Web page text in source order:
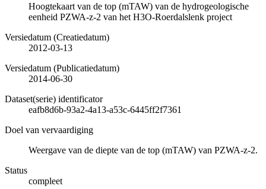
Hoogtekaart van de top (mTAW) van de hydrogeologische
eenheid PZWA-z-2 van het H3O-Roerdalslenk project
Versiedatum (Creatiedatum)
2012-03-13
Versiedatum (Publicatiedatum)
2014-06-30
Dataset(serie) identificator
eafb8d6b-93a2-4a13-a53c-6445ff2f7361
Doel van vervaardiging
Weergave van de diepte van de top (mTAW) van PZWA-z-2.
Status
compleet